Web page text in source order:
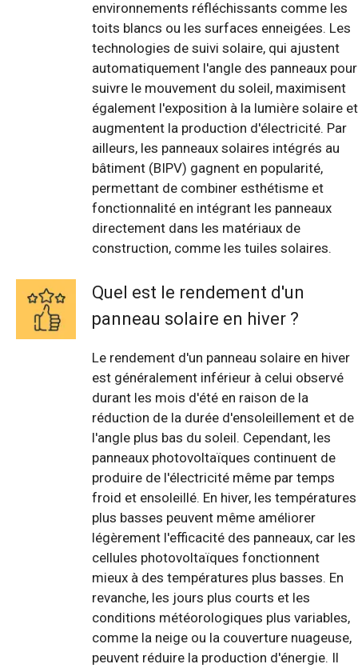
environnements réfléchissants comme les
toits blancs ou les surfaces enneigées. Les
technologies de suivi solaire, qui ajustent
automatiquement l'angle des panneaux pour
suivre le mouvement du soleil, maximisent
également l'exposition à la lumière solaire et
augmentent la production d'électricité. Par
ailleurs, les panneaux solaires intégrés au
bâtiment (BIPV) gagnent en popularité,
permettant de combiner esthétisme et
fonctionnalité en intégrant les panneaux
directement dans les matériaux de
construction, comme les tuiles solaires.
Quel est le rendement d'un
panneau solaire en hiver ?
Le rendement d'un panneau solaire en hiver
est généralement inférieur à celui observé
durant les mois d'été en raison de la
réduction de la durée d'ensoleillement et de
l'angle plus bas du soleil. Cependant, les
panneaux photovoltaïques continuent de
produire de l'électricité même par temps
froid et ensoleillé. En hiver, les températures
plus basses peuvent même améliorer
légèrement l'efficacité des panneaux, car les
cellules photovoltaïques fonctionnent
mieux à des températures plus basses. En
revanche, les jours plus courts et les
conditions météorologiques plus variables,
comme la neige ou la couverture nuageuse,
peuvent réduire la production d'énergie. Il